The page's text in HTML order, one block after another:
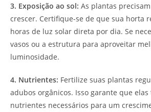
3. Exposição ao sol: As plantas
crescer. Certifique-se de que sua horta
horas de luz solar direta por dia. Se
vasos ou a estrutura para aproveitar
luminosidade.
4. Nutrientes: Fertilize suas plantas
adubos orgânicos. Isso garante que
nutrientes necessários para um